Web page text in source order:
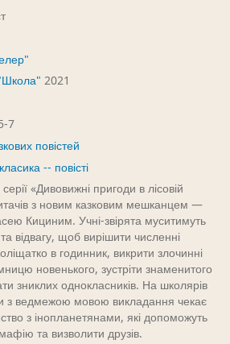
2021
7
повістей
-- повісті
«Дивовижні пригоди в лісовій
з новим казковим мешканцем —
Кициним. Учні-звірята муситимуть
відвагу, щоб вирішити численні
в годинник, викрити злочинні
новенького, зустріти знаменитого
зниклих однокласників. На школярів
з ведмежою мовою викладання чекає
з інопланетянами, які допоможуть
та визволити друзів.